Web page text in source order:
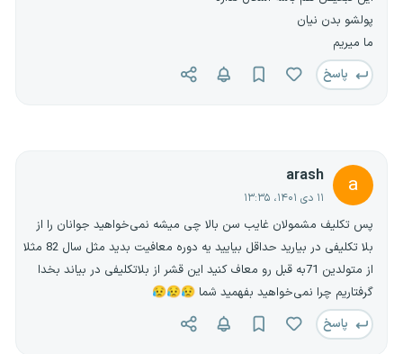
پولشو بدن نیان
ما میریم
پاسخ
a
arash
۱۱ دی ۱۴۰۱، ۱۳:۳۵
پس تکلیف مشمولان غایب سن بالا چی میشه نمی‌خواهید جوانان را از
بلا تکلیفی در بیارید حداقل بیایید یه دوره معافیت بدید مثل سال 82 مثلا
از متولدین 71به قبل رو معاف کنید این قشر از بلاتکلیفی در بیاند بخدا
گرفتاریم چرا نمی‌خواهید بفهمید شما 😥😥😥
پاسخ